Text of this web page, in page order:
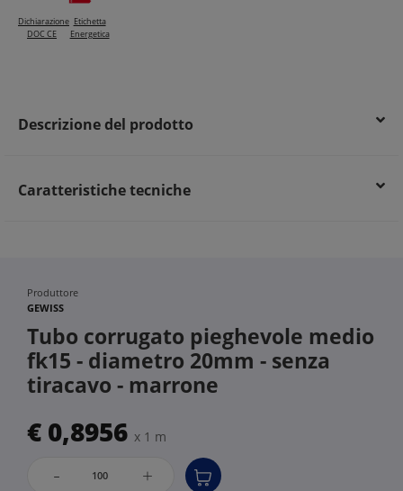
Dichiarazione
DOC CE
Etichetta
Energetica
Descrizione del prodotto
Caratteristiche tecniche
Produttore
GEWISS
Tubo corrugato pieghevole medio
fk15 - diametro 20mm - senza
tiracavo - marrone
€ 0,8956 x 1 m
- +